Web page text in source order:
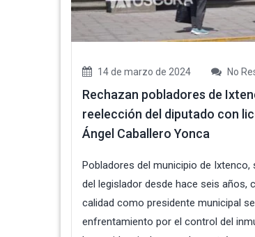
14 de marzo de 2024 No
Rechazan pobladores de
reelección del diputado con
Ángel Caballero Yonca
Pobladores del municipio de
del legislador desde hace seis años,
calidad como presidente municipal
enfrentamiento por el control del